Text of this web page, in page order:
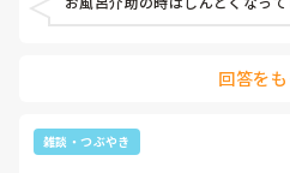
私:ハイ...今すぐ電話して下さい
と、こんな感じで1週間がすぎ
昨日、受診結果が分かれば連絡
回答を
雑談・つぶやき